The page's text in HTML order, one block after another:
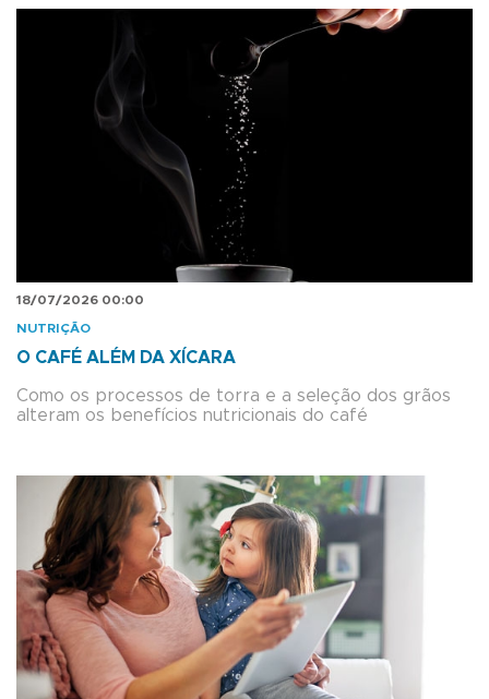
18/07/2026 00:00
NUTRIÇÃO
O CAFÉ ALÉM DA XÍCARA
Como os processos de torra e a seleção dos grãos
alteram os benefícios nutricionais do café